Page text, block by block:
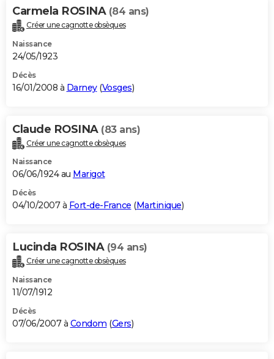
Carmela ROSINA (84 ans)
Créer une cagnotte obsèques
Naissance
24/05/1923
Décès
16/01/2008 à Darney(Vosges)
Claude ROSINA (83 ans)
Créer une cagnotte obsèques
Naissance
06/06/1924 au Marigot
Décès
04/10/2007 à Fort-de-France (Martinique)
Lucinda ROSINA (94 ans)
Créer une cagnotte obsèques
Naissance
11/07/1912
Décès
07/06/2007 à Condom (Gers)